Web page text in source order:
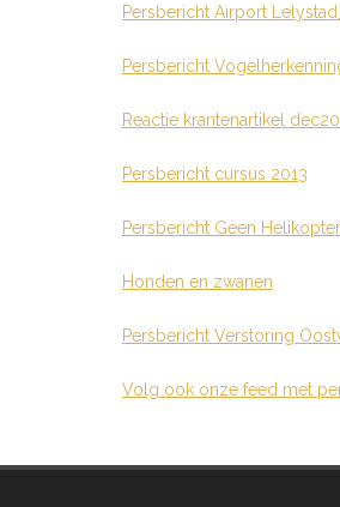
Persbericht Airport
Persbericht
Reactie krantenartikel
Persbericht cursus 2013
Persbericht Geen
Honden en zwanen
Persbericht Verstoring
Volg ook onze feed met